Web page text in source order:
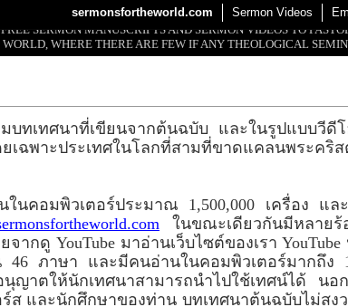
sermonsfortheworld.com Sermon Videos
SERMON MANUSCRIPTS AND SERMON VIDEOS TO
WHERE THERE ARE FEW IF ANY THEOLOGICAL
มบทเทศนาที่เขียนจากต้นฉบับ และในรูปแบบวี
ฉพาะประเทศในโลกที่สามที่ขาดแคลนพระคริส
ในคอมพิวเตอร์ประมาณ 1,500,000 เครื่อง แล
ในขณะเดียวกันมีหลายร้
กดู YouTube มาอ่านเว็บไซต์ของเรา
46 ภาษา และมีคนอ่านในคอมพิวเตอร์มากถึ
ญาตให้นักเทศนาสามารถนำไปใช้เทศน์ได้ นอ
ร์ส และนักศึกษาของท่าน บทเทศนาต้นฉบับไม่สง